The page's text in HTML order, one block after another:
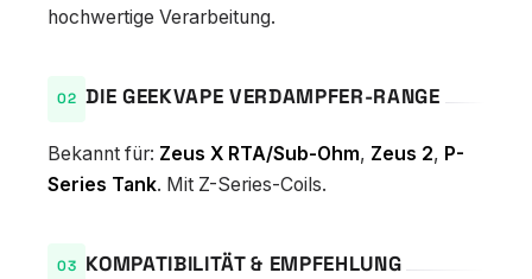
hochwertige Verarbeitung.
DIE GEEKVAPE VERDAMPFER-RANGE
Bekannt für: Zeus X RTA/Sub-Ohm, Zeus 2, P-
Series Tank. Mit Z-Series-Coils.
KOMPATIBILITÄT & EMPFEHLUNG